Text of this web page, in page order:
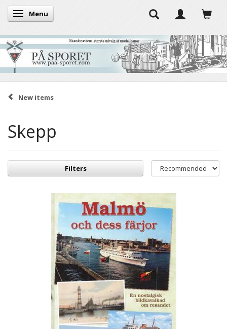
Toggle navigation
Menu
New items
Skepp
Filters